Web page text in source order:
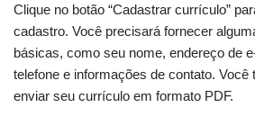
Clique no botão “Cadastrar currículo”
cadastro. Você precisará fornecer
básicas, como seu nome, endereço de
telefone e informações de contato. Você
enviar seu currículo em formato PDF.